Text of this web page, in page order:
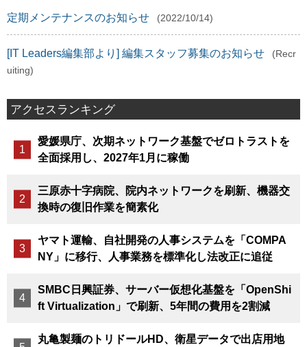
定期メンテナンスのお知らせ (2022/10/14)
[IT Leaders編集部より] 編集スタッフ募集のお知らせ
(Recr
uiting)
アクセスランキング
愛媛県庁、次期ネットワーク基盤でゼロトラストを
全面採用し、2027年1月に稼働
三原赤十字病院、院内ネットワークを刷新、機器交
換時の復旧作業を簡素化
ヤマト運輸、自社開発の人事システムを「COMPA
NY」に移行、人事業務を標準化し法改正に追従
SMBC日興証券、サーバー仮想化基盤を「OpenShi
ft Virtualization」で刷新、5年間の費用を2割減
丸亀製麺のトリドールHD、衛星データで出店用地